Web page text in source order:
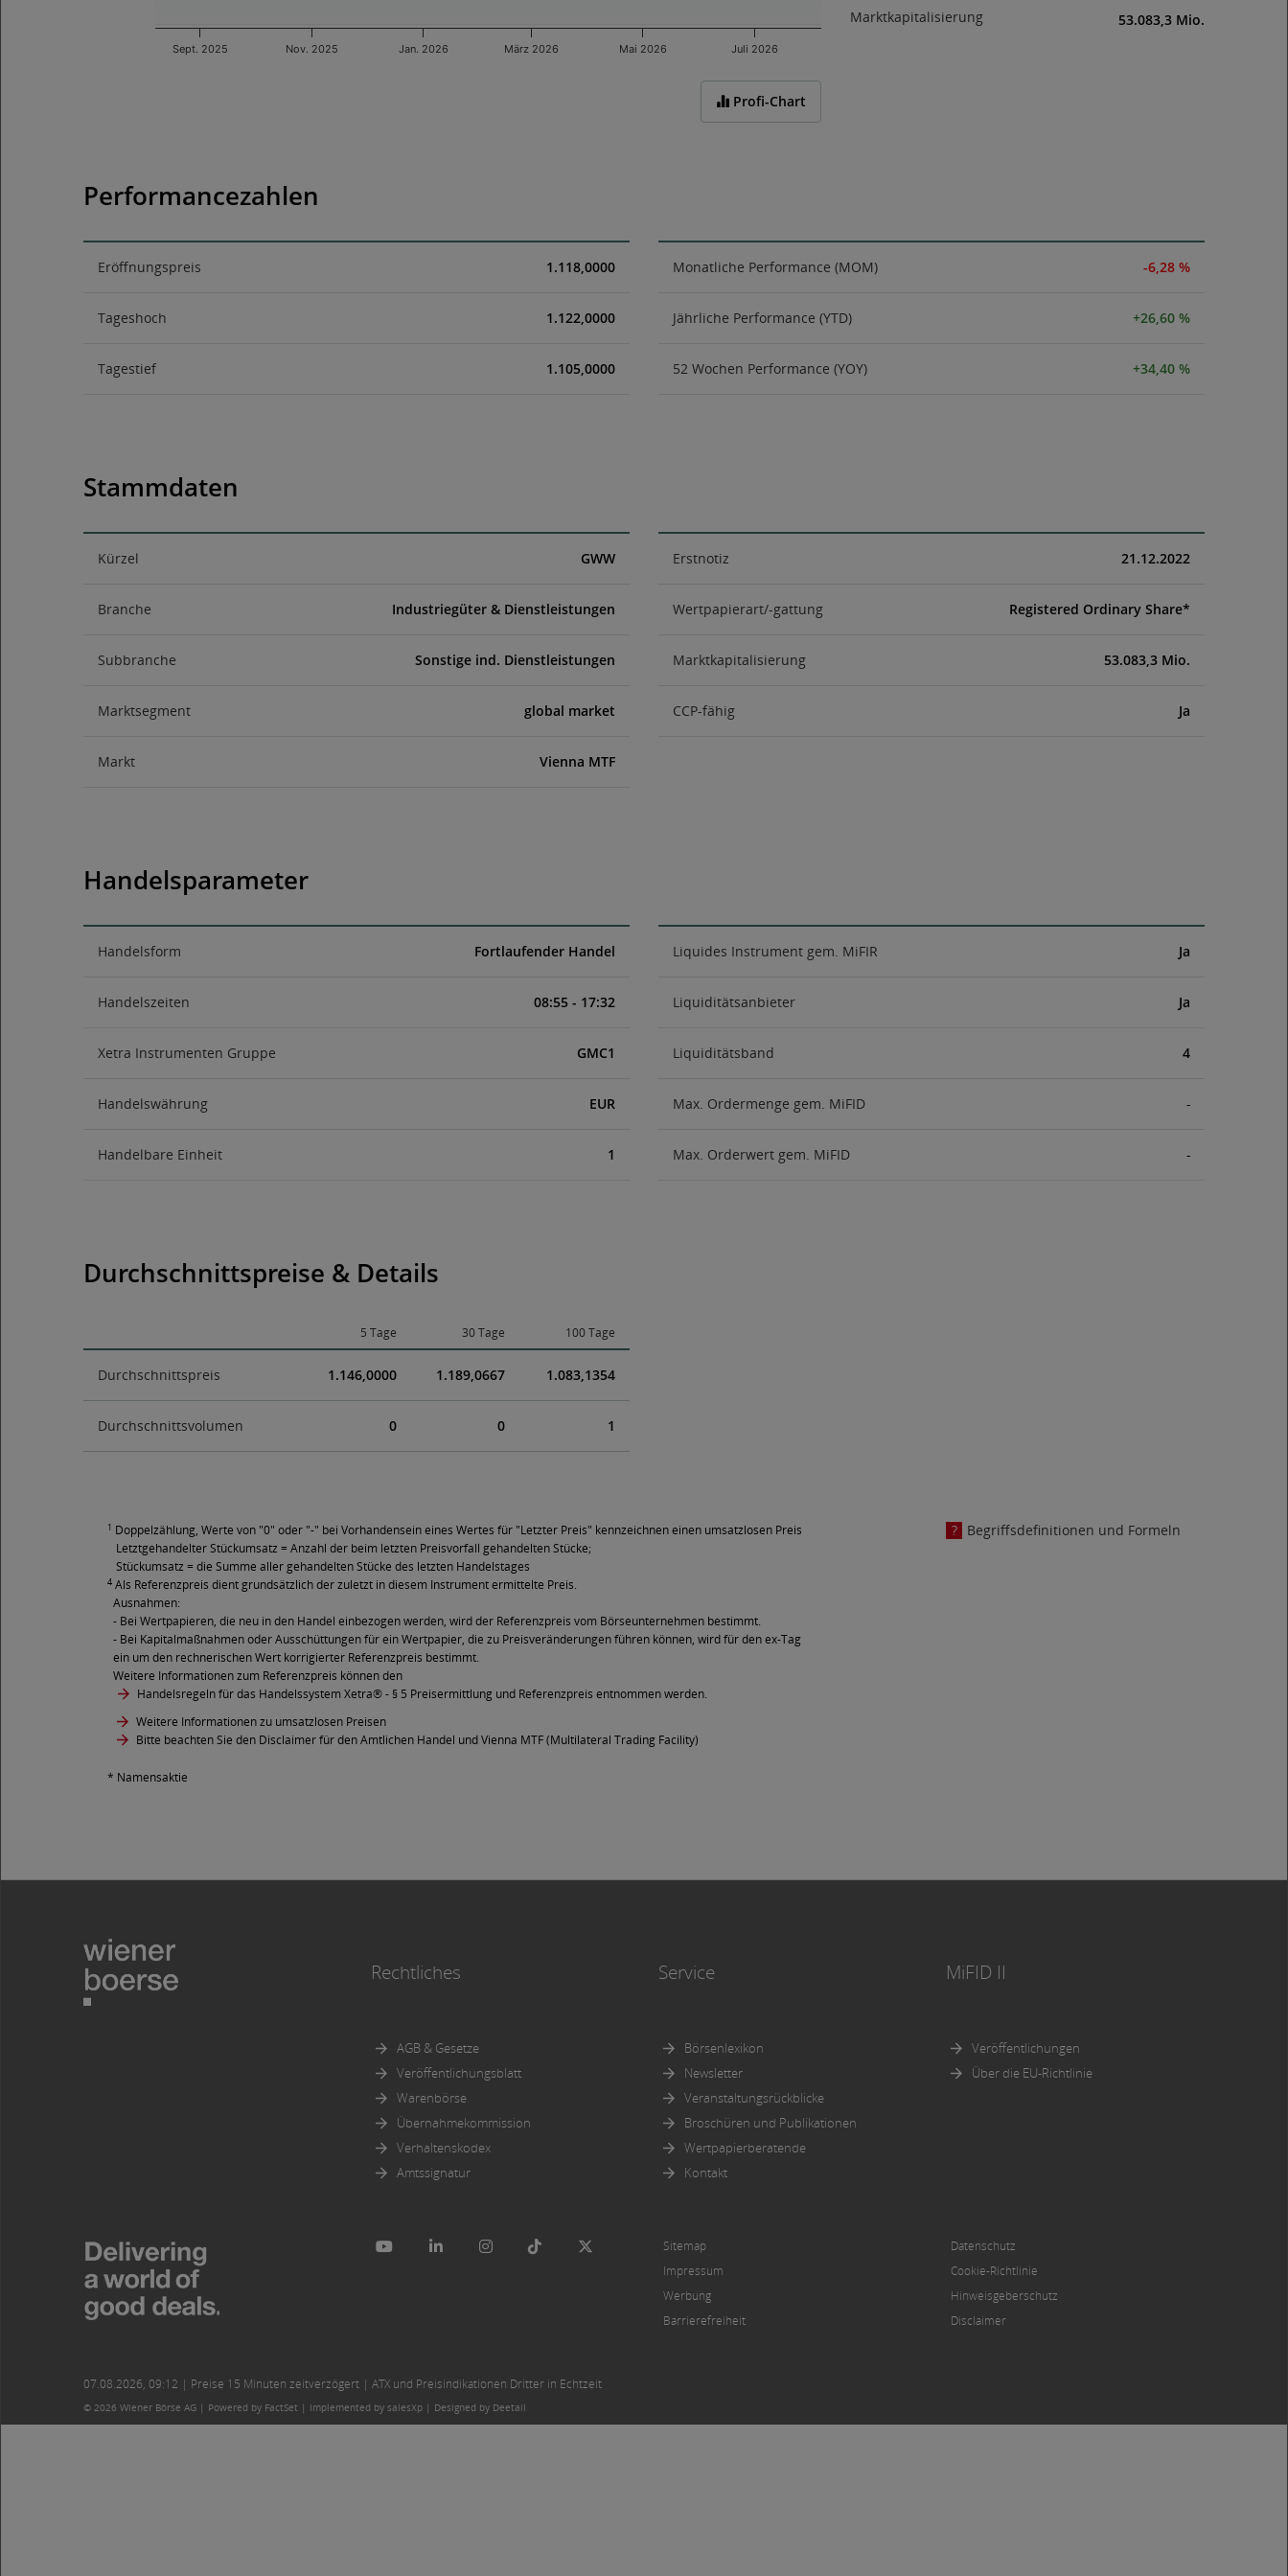
Sept. 2025 Nov. 2025 Jan. 2026 März 2026 Mai 2026 Juli 2026
Profi-Chart
Marktkapitalisierung 53.083,3 Mio.
Performancezahlen
Eröffnungspreis 1.118,0000
Tageshoch 1.122,0000
Tagestief 1.105,0000
Monatliche Performance (MOM) -6,28 %
Jährliche Performance (YTD) +26,60 %
52 Wochen Performance (YOY) +34,40 %
Stammdaten
Kürzel GWW
Branche Industriegüter & Dienstleistungen
Subbranche Sonstige ind. Dienstleistungen
Marktsegment global market
Markt Vienna MTF
Erstnotiz 21.12.2022
Wertpapierart/-gattung Registered Ordinary Share*
Marktkapitalisierung 53.083,3 Mio.
CCP-fähig Ja
Handelsparameter
Handelsform Fortlaufender Handel
Handelszeiten 08:55 - 17:32
Xetra Instrumenten Gruppe GMC1
Handelswährung EUR
Handelbare Einheit 1
Liquides Instrument gem. MiFIR Ja
Liquiditätsanbieter Ja
Liquiditätsband 4
Max. Ordermenge gem. MiFID -
Max. Orderwert gem. MiFID -
Durchschnittspreise & Details
5 Tage 30 Tage 100 Tage
Durchschnittspreis 1.146,0000 1.189,0667 1.083,1354
Durchschnittsvolumen 0 0 1
1 Doppelzählung, Werte von "0" oder "-" bei Vorhandensein eines Wertes für "Letzter Preis" kennzeichnen einen umsatzlosen Preis
Letztgehandelter Stückumsatz = Anzahl der beim letzten Preisvorfall gehandelten Stücke;
Stückumsatz = die Summe aller gehandelten Stücke des letzten Handelstages
4 Als Referenzpreis dient grundsätzlich der zuletzt in diesem Instrument ermittelte Preis.
Ausnahmen:
- Bei Wertpapieren, die neu in den Handel einbezogen werden, wird der Referenzpreis vom Börseunternehmen bestimmt.
- Bei Kapitalmaßnahmen oder Ausschüttungen für ein Wertpapier, die zu Preisveränderungen führen können, wird für den ex-Tag
ein um den rechnerischen Wert korrigierter Referenzpreis bestimmt.
Weitere Informationen zum Referenzpreis können den
Handelsregeln für das Handelssystem Xetra®- § 5 Preisermittlung und Referenzpreis entnommen werden.
Weitere Informationen zu umsatzlosen Preisen
Bitte beachten Sie den Disclaimer für den Amtlichen Handel und Vienna MTF (Multilateral Trading Facility)
* Namensaktie
Begriffsdefinitionen und Formeln
Rechtliches
AGB & Gesetze
Veröffentlichungsblatt
Warenbörse
Übernahmekommission
Verhaltenskodex
Amtssignatur
Service
Börsenlexikon
Newsletter
Veranstaltungsrückblicke
Broschüren und Publikationen
Wertpapierberatende
Kontakt
MiFID II
Veröffentlichungen
Über die EU-Richtlinie
Sitemap
Impressum
Werbung
Barrierefreiheit
Datenschutz
Cookie-Richtlinie
Hinweisgeberschutz
Disclaimer
07.08.2026, 09:12 | Preise 15 Minuten zeitverzögert | ATX und Preisindikationen Dritter in Echtzeit
© 2026 Wiener Börse AG | Powered by FactSet | Implemented by salesXp | Designed by Deetail